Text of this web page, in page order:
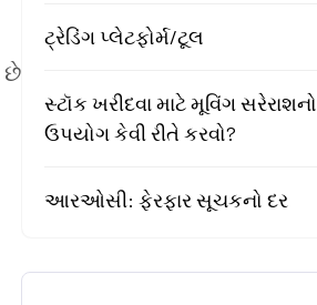
છે
ટ્રેડિંગ પ્લેટફોર્મ/ટૂલ
સ્ટૉક ખરીદવા માટે મૂવિંગ સરેરાશનો
ઉપયોગ કેવી રીતે કરવો?
આરઓસી: ફેરફાર સૂચકનો દર